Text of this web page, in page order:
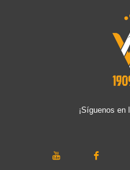
¡Síguenos en